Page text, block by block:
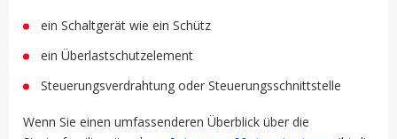
ein Schaltgerät wie ein Schütz
ein Überlastschutzelement
Steuerungsverdrahtung oder Steuerungsschnittstelle
Wenn Sie einen umfassenderen Überblick über die